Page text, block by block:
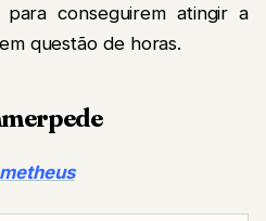
conseguirem atingir a
questão de horas.